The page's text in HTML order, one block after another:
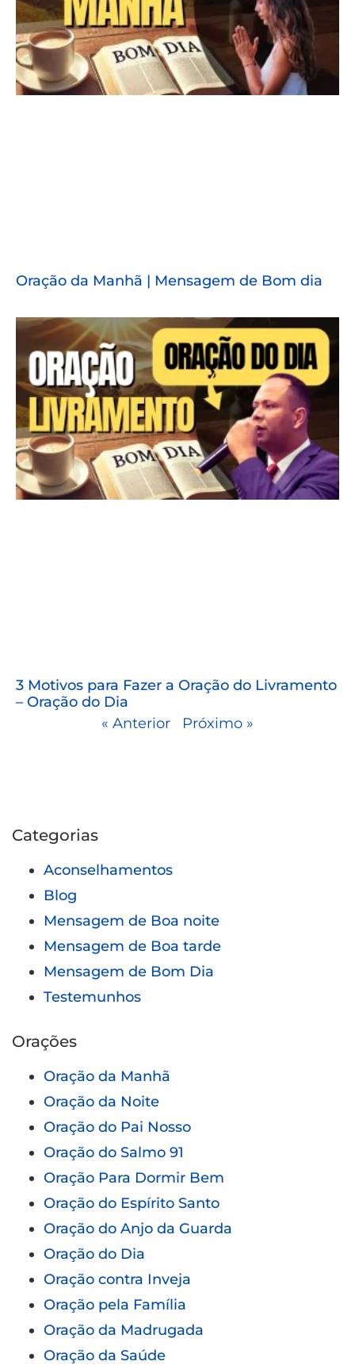
Oração da Manhã | Mensagem de Bom dia
3 Motivos para Fazer a Oração do Livramento
– Oração do Dia
« Anterior
Próximo »
Categorias
Aconselhamentos
Blog
Mensagem de Boa noite
Mensagem de Boa tarde
Mensagem de Bom Dia
Testemunhos
Orações
Oração da Manhã
Oração da Noite
Oração do Pai Nosso
Oração do Salmo 91
Oração Para Dormir Bem
Oração do Espírito Santo
Oração do Anjo da Guarda
Oração do Dia
Oração contra Inveja
Oração pela Família
Oração da Madrugada
Oração da Saúde